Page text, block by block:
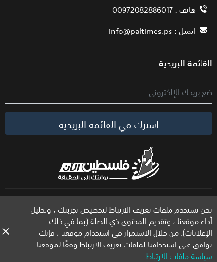
نحن نستخدم ملفات تعريف الارتباط لتخصيص تجربتك ، وتحليل
أداء موقعنا ، وتقديم المحتوى ذي الصلة (بما في ذلك
الإعلانات). من خلال الاستمرار في استخدام موقعنا ، فإنك
توافق على استخدامنا لملفات تعريف الارتباط وفقًا لموقعنا
سياسة ملفات الارتباط.
هاتف : 00972082886017
ايميل :info@paltimes.ps
القائمة البريدية
اشترك في القائمة البريدية